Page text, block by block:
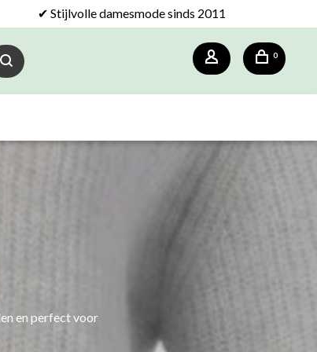
✔ Stijlvolle damesmode sinds 2011
0
en perfect voor